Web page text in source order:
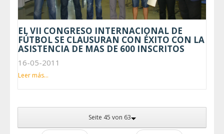
EL VII CONGRESO INTERNACIONAL DE
FÚTBOL SE CLAUSURAN CON ÉXITO CON LA
ASISTENCIA DE MAS DE 600 INSCRITOS
16-05-2011
Leer más...
Seite 45 von 63